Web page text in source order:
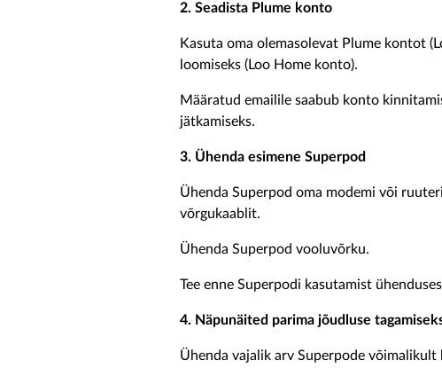
2. Seadista Plume konto
Kasuta oma olemasolevat Plume kontot
loomiseks (Loo Home konto).
Määratud emailile saabub konto
jätkamiseks.
3. Ühenda esimene Superpod
Ühenda Superpod oma modemi või
võrgukaablit.
Ühenda Superpod vooluvõrku.
Tee enne Superpodi kasutamist
4. Näpunäited parima jõudluse
Ühenda vajalik arv Superpode võimalikult